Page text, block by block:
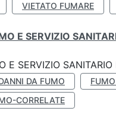
VIETATO FUMARE
E SERVIZIO
E SERVIZIO SANITARIO
DA FUMO
CORRELATE